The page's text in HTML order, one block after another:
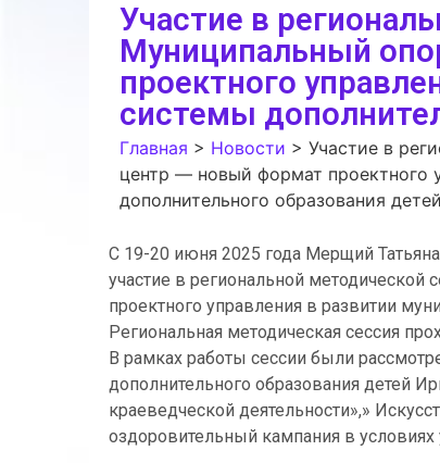
Участие в
Муниципальный
проектного
системы
Главная > Новости > Участие в
центр — новый формат проектного
дополнительного образования
С 19-20 июня 2025 года Мерщий
участие в региональной
проектного управления в развитии
Региональная методическая сессия
В рамках работы сессии были
дополнительного образования детей
краеведческой деятельности»,»
оздоровительный кампания в